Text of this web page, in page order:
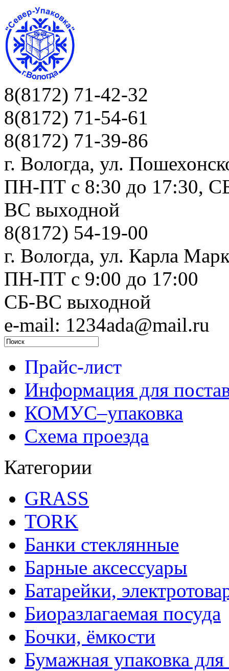
8(8172) 71-42-32
8(8172) 71-54-61
8(8172) 71-39-86
г. Вологда, ул.
ПН-ПТ c 8:30 до 17:30,
ВС выходной
8(8172) 54-19-00
г. Вологда, ул. Карла
ПН-ПТ c 9:00 до 17:00
СБ-ВС выходной
e-mail: 1234ada@mail.ru
Прайс-лист
Информация для
КОМУС–упаковка
Схема проезда
Категории
GRASS
TORK
Банки стеклянные
Барные аксессуары
Батарейки,
Биоразлагаемая посуда
Бочки, ёмкости
Бумажная упаковка